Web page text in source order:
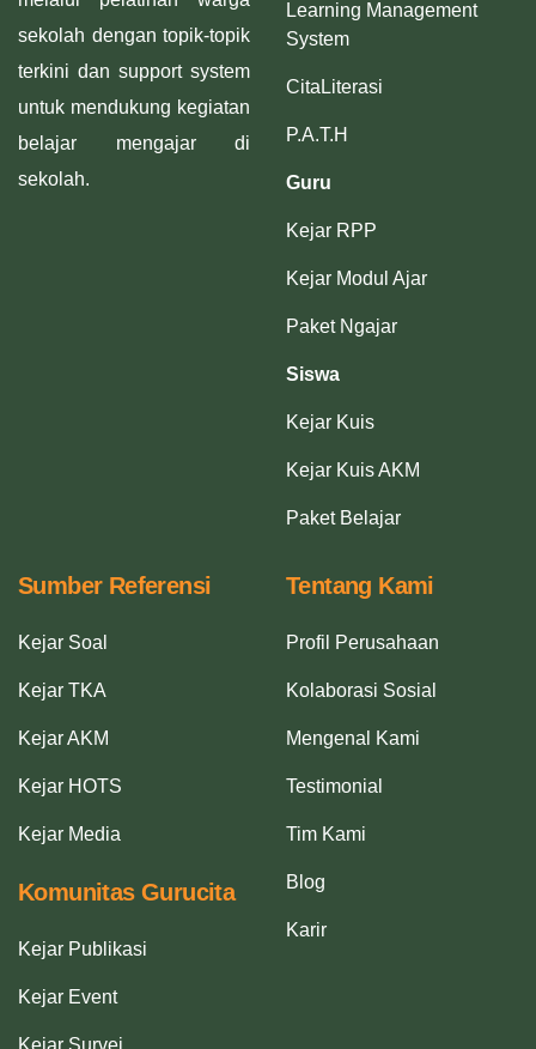
sekolah dengan topik-topik
terkini dan support system
untuk mendukung kegiatan
belajar mengajar di
sekolah.
Learning Management
System
CitaLiterasi
P.A.T.H
Guru
Kejar RPP
Kejar Modul Ajar
Paket Ngajar
Siswa
Kejar Kuis
Kejar Kuis AKM
Paket Belajar
Sumber Referensi
Kejar Soal
Kejar TKA
Kejar AKM
Kejar HOTS
Kejar Media
Komunitas Gurucita
Kejar Publikasi
Kejar Event
Kejar Survei
Tentang Kami
Profil Perusahaan
Kolaborasi Sosial
Mengenal Kami
Testimonial
Tim Kami
Blog
Karir